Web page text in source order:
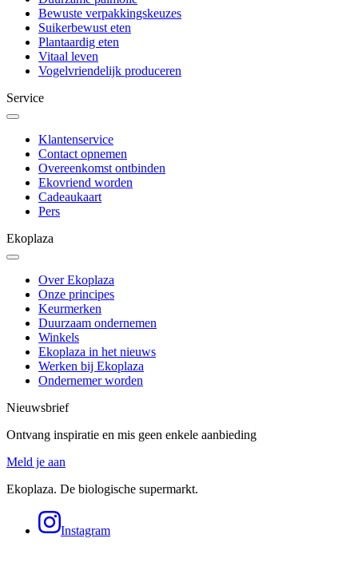
Bewuste verpakkingskeuzes
Suikerbewust eten
Plantaardig eten
Vitaal leven
Vogelvriendelijk produceren
Service
Klantenservice
Contact opnemen
Overeenkomst ontbinden
Ekovriend worden
Cadeaukaart
Pers
Ekoplaza
Over Ekoplaza
Onze principes
Keurmerken
Duurzaam ondernemen
Winkels
Ekoplaza in het nieuws
Werken bij Ekoplaza
Ondernemer worden
Nieuwsbrief
Ontvang inspiratie en mis geen enkele aanbieding
Meld je aan
Ekoplaza. De biologische supermarkt.
Instagram